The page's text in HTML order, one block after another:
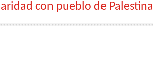
con pueblo de Palestina